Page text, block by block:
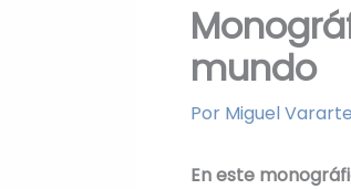
mundo
Por Miguel Vararte
En este